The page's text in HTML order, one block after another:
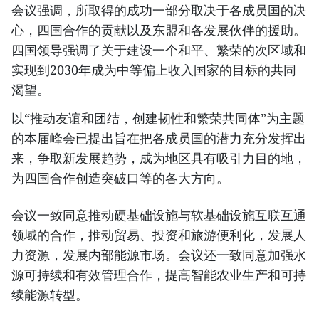
会议强调，所取得的成功一部分取决于各成员国的决
心，四国合作的贡献以及东盟和各发展伙伴的援助。
四国领导强调了关于建设一个和平、繁荣的次区域和
实现到2030年成为中等偏上收入国家的目标的共同
渴望。
以“推动友谊和团结，创建韧性和繁荣共同体”为主题
的本届峰会已提出旨在把各成员国的潜力充分发挥出
来，争取新发展趋势，成为地区具有吸引力目的地，
为四国合作创造突破口等的各大方向。
会议一致同意推动硬基础设施与软基础设施互联互通
领域的合作，推动贸易、投资和旅游便利化，发展人
力资源，发展内部能源市场。会议还一致同意加强水
源可持续和有效管理合作，提高智能农业生产和可持
续能源转型。